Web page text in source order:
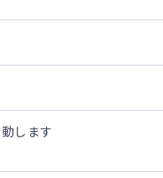
します